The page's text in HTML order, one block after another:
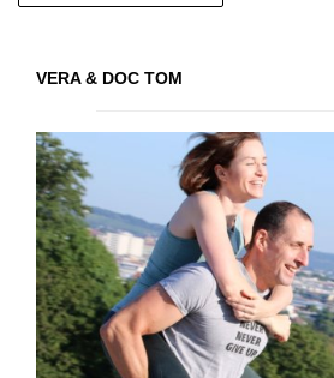
VERA & DOC TOM